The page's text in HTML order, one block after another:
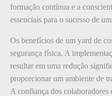
formação contínua e a
essenciais para o sucesso de
Os benefícios de um yard de
segurança física. A
resultar em uma redução
proporcionar um ambiente de
A confiança dos colaboradores